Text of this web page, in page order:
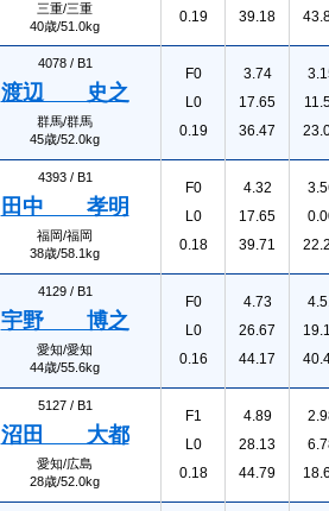
三重/三重
40歳/51.0kg
0.19
39.18
4078 / B1
渡辺 史之
群馬/群馬
45歳/52.0kg
F0
L0
0.19
3.74
17.65
36.47
4393 / B1
田中 孝明
福岡/福岡
38歳/58.1kg
F0
L0
0.18
4.32
17.65
39.71
4129 / B1
宇野 博之
愛知/愛知
44歳/55.6kg
F0
L0
0.16
4.73
26.67
44.17
5127 / B1
沼田 大都
愛知/広島
28歳/52.0kg
F1
L0
0.18
4.89
28.13
44.79